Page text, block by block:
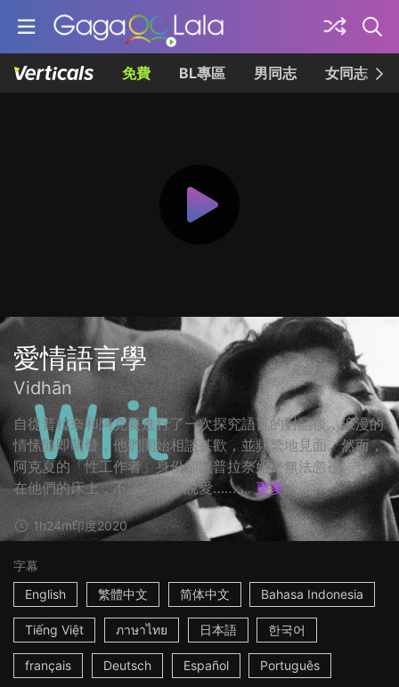
免費 BL專區 男同志 女同志
愛情語言學
Vidhān
自從普拉奈和阿克夏進行了一次探究語言的對話後，浪漫的
情愫隨即萌發，他們開始相談甚歡，並頻繁地見面。然而，
阿克夏的「性工作者」身份卻讓普拉奈始終無法忽視。 ☆
在他們的床上，不談性也不說愛…… ... 更多
1h24m印度2020
字幕
English
繁體中文 简体中文 Bahasa Indonesia
Tiếng Việt ภาษาไทย 日本語 한국어
français Deutsch Español Português